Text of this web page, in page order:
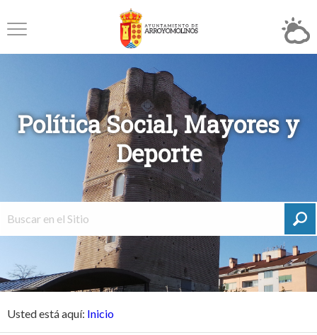
Política Social, Mayores y
Deporte
Usted está aquí: Inicio